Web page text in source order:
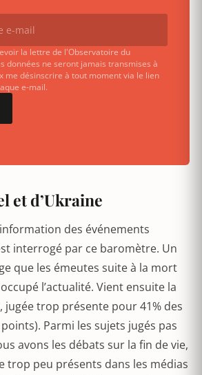
la lettre de l'Observatoire du
données ne seront jamais transmises à
me désinscrire à tout moment via le lien
e-mail.
et d’Ukraine
des événements
interrogé par ce baromètre. Un
que les émeutes suite à la mort
l’actualité. Vient ensuite la
jugée trop présente pour 41% des
Parmi les sujets jugés pas
avons les débats sur la fin de vie,
trop peu présents dans les médias